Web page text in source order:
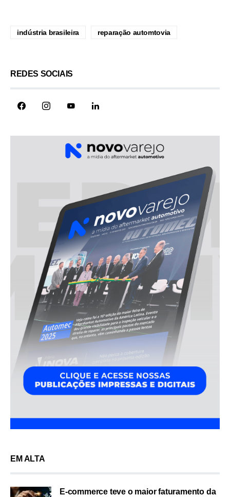
indústria brasileira reparação automtovia
REDES SOCIAIS
EM ALTA
E-commerce teve o maior faturamento da